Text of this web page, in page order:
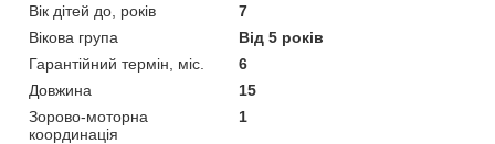
Вік дітей до, років
7
Вікова група
Від 5 років
Гарантійний термін, міс.
6
Довжина
15
Зорово-моторна
координація
1